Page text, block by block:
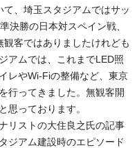
、埼玉スタジアムではサッ
決勝の日本対スペイン戦、
客ではありましたけれども
アムでは、これまでLED照
レやWi-Fiの整備など、東京
行ってきました。無観客開
思っております。
リストの大住良之氏の記事
ジアム建設時のエピソード